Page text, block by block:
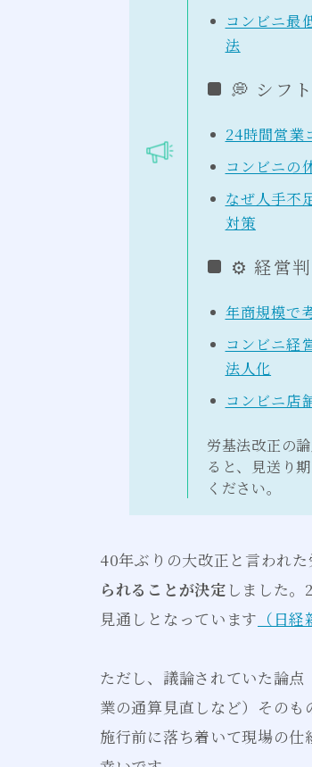
コンビニ最
法
💭 シフ
24時間営業
コンビニの
なぜ人手不
対策
⚙ 経営
年商規模で
コンビニ経
法人化
コンビニ店
労基法改正の
ると、見送り
ください。
40年ぶりの大改正と言われた
られることが決定 しました
見通しとなっています （日経
ただし、議論されていた論
業の通算見直しなど）そのも
施行前に落ち着いて現場の